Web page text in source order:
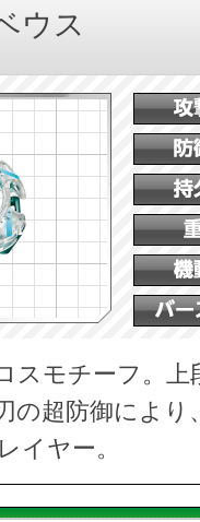
ウス
スモチーフ。上
の超防御によ
イヤー。